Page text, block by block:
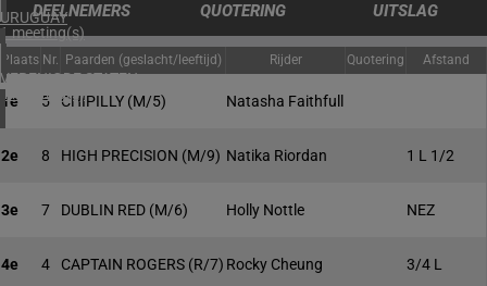
URUGUAY
1 meeting(s)
VERENIGDE STATEN
4 meeting(s)
DEELNEMERS QUOTERING UITSLAG
Plaats Nr. Paarden (geslacht/leeftijd) Rijder Quotering Afstand
1e 5 CHIPILLY (M/5) Natasha Faithfull
2e 8 HIGH PRECISION (M/9) Natika Riordan 1 L 1/2
3e 7 DUBLIN RED (M/6) Holly Nottle NEZ
4e 4 CAPTAIN ROGERS (R/7) Rocky Cheung 3/4 L